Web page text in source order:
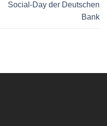
Social-Day der Deutschen
Bank